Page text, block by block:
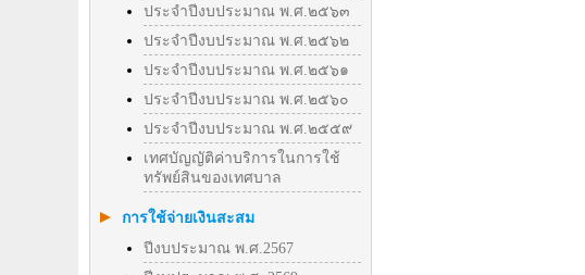
ประจำปีงบประมาณ พ.ศ.๒๕๖๓
ประจำปีงบประมาณ พ.ศ.๒๕๖๒
ประจำปีงบประมาณ พ.ศ.๒๕๖๑
ประจำปีงบประมาณ พ.ศ.๒๕๖๐
ประจำปีงบประมาณ พ.ศ.๒๕๕๙
เทศบัญญัติค่าบริการในการใช้
ทรัพย์สินของเทศบาล
การใช้จ่ายเงินสะสม
ปีงบประมาณ พ.ศ.2567